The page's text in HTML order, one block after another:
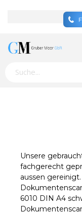
Unsere
fachgerecht
aussen
6010 DIN A4